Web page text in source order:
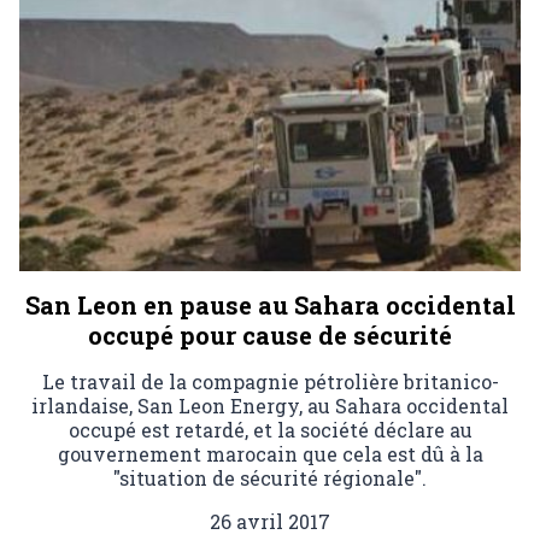
San Leon en pause au Sahara occidental
occupé pour cause de sécurité
Le travail de la compagnie pétrolière britanico-
irlandaise, San Leon Energy, au Sahara occidental
occupé est retardé, et la société déclare au
gouvernement marocain que cela est dû à la
"situation de sécurité régionale".
26 avril 2017